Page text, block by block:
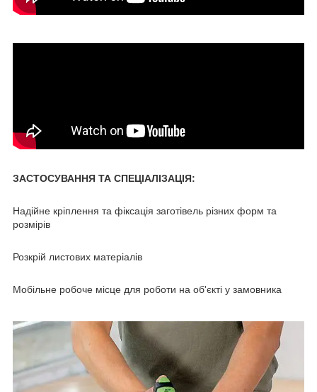
ЗАСТОСУВАННЯ ТА СПЕЦІАЛІЗАЦІЯ:
Надійне кріплення та фіксація заготівель різних форм та
розмірів
Розкрій листових матеріалів
Мобільне робоче місце для роботи на об'єкті у замовника